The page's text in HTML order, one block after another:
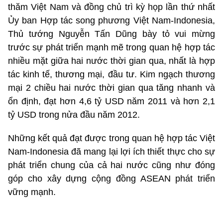
thăm Việt Nam và đồng chủ trì kỳ họp lần thứ nhất
Ủy ban Hợp tác song phương Việt Nam-Indonesia,
Thủ tướng Nguyễn Tấn Dũng bày tỏ vui mừng
trước sự phát triển mạnh mẽ trong quan hệ hợp tác
nhiều mặt giữa hai nước thời gian qua, nhất là hợp
tác kinh tế, thương mại, đầu tư. Kim ngạch thương
mại 2 chiều hai nước thời gian qua tăng nhanh và
ổn định, đạt hơn 4,6 tỷ USD năm 2011 và hơn 2,1
tỷ USD trong nửa đầu năm 2012.
Những kết quả đạt được trong quan hệ hợp tác Việt
Nam-Indonesia đã mang lại lợi ích thiết thực cho sự
phát triển chung của cả hai nước cũng như đóng
góp cho xây dựng cộng đồng ASEAN phát triển
vững mạnh.